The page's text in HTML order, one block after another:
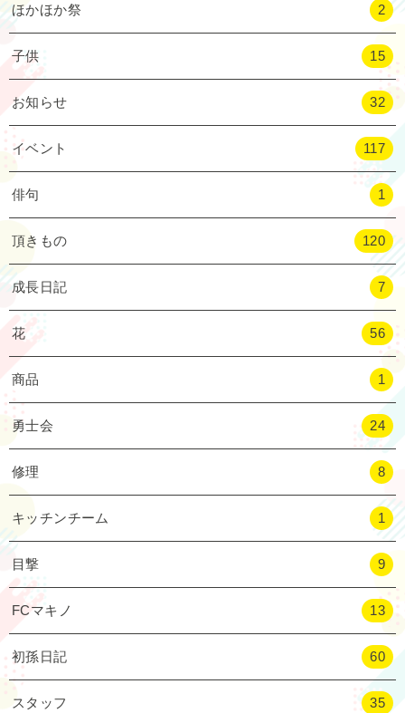
ほかほか祭 2
子供 15
お知らせ 32
イベント 117
俳句 1
頂きもの 120
成長日記 7
花 56
商品 1
勇士会 24
修理 8
キッチンチーム 1
目撃 9
FCマキノ 13
初孫日記 60
スタッフ 35